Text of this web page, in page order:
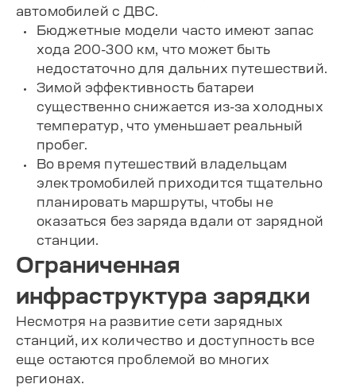
автомобилей с ДВС.
Бюджетные модели часто имеют запас
хода 200-300 км, что может быть
недостаточно для дальних путешествий.
Зимой эффективность батареи
существенно снижается из-за холодных
температур, что уменьшает реальный
пробег.
Во время путешествий владельцам
электромобилей приходится тщательно
планировать маршруты, чтобы не
оказаться без заряда вдали от зарядной
станции.
Ограниченная
инфраструктура зарядки
Несмотря на развитие сети зарядных
станций, их количество и доступность все
еще остаются проблемой во многих
регионах.